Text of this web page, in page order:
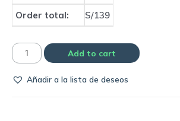
Order total:
S/139
Camiseta
away
Add to cart
Añadir a la lista de deseos